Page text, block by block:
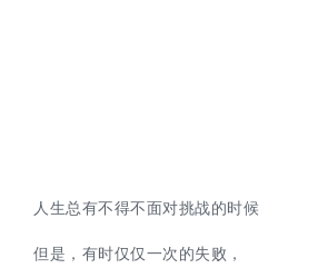
人生总有不得不面对挑战的时候
但是，有时仅仅一次的失败，